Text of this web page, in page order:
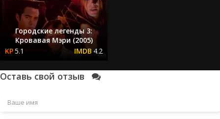
Городские легенды 3:
Кровавая Мэри (2005)
5.1
4.2
Оставь свой отзыв